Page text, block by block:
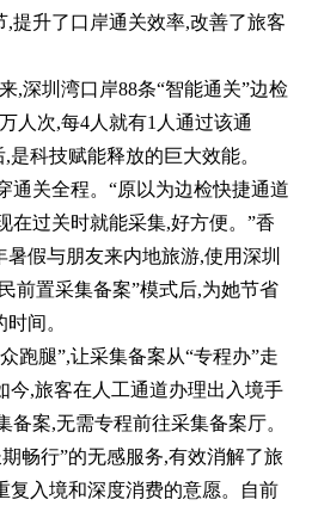
提升了口岸通关效率,改善了旅客
,深圳湾口岸88条“智能通关”边检
人次,每4人就有1人通过该通
是科技赋能释放的巨大效能。
通关全程。“原以为边检快捷通道
在过关时就能采集,好方便。”香
假与朋友来内地旅游,使用深圳
前置采集备案”模式后,为她节省
间。
跑腿”,让采集备案从“专程办”走
今,旅客在人工通道办理出入境手
备案,无需专程前往采集备案厅。
畅行”的无感服务,有效消解了旅
复入境和深度消费的意愿。自前